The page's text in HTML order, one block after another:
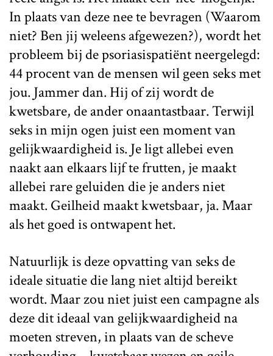
In plaats van deze nee te bevragen (Waarom
niet? Ben jij weleens afgewezen?), wordt het
probleem bij de psoriasispatiënt neergelegd:
44 procent van de mensen wil geen seks met
jou. Jammer dan. Hij of zij wordt de
kwetsbare, de ander onaantastbaar. Terwijl
seks in mijn ogen juist een moment van
gelijkwaardigheid is. Je ligt allebei even
naakt aan elkaars lijf te frutten, je maakt
allebei rare geluiden die je anders niet
maakt. Geilheid maakt kwetsbaar, ja. Maar
als het goed is ontwapent het.
Natuurlijk is deze opvatting van seks de
ideale situatie die lang niet altijd bereikt
wordt. Maar zou niet juist een campagne als
deze dit ideaal van gelijkwaardigheid na
moeten streven, in plaats van de scheve